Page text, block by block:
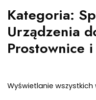
Kategoria:
Urządzenia
Prostownice
Wyświetlanie wszystkich